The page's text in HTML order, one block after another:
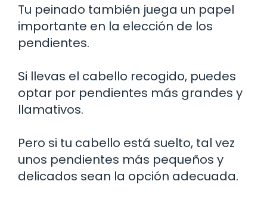
Tu peinado también juega un papel
importante en la elección de los
pendientes.
Si llevas el cabello recogido, puedes
optar por pendientes más grandes y
llamativos.
Pero si tu cabello está suelto, tal vez
unos pendientes más pequeños y
delicados sean la opción adecuada.